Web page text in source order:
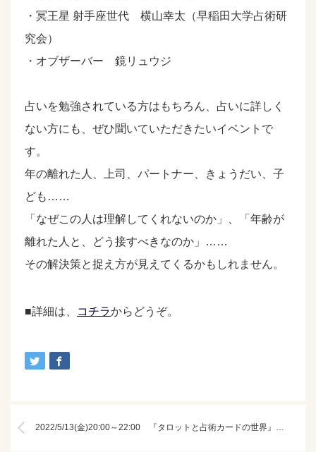
・冥王星 射手座世代 横山幸太（早稲田大学占術研
究会）
・オブザーバー 鏡リュウジ
占いを勉強されている方はもちろん、占いに詳しく
ない方にも、ぜひ聞いていただきたいイベントで
す。
年の離れた人、上司、パートナー、きょうだい、子
ども……
「なぜこの人は理解してくれないのか」、「年齢が
離れた人と、どう接すべきなのか」……
その解決策と捉え方が見えてくるかもしれません。
■詳細は、 コチラからどうぞ。
2022/5/13(金)20:00～22:00 『タロットと占術カードの世界』日本版刊行記念スペシャルトーク タロットの世界 そのたくさんの声【オンライン】